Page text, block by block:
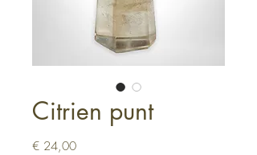
Citrien punt
€ 24,00Prijs